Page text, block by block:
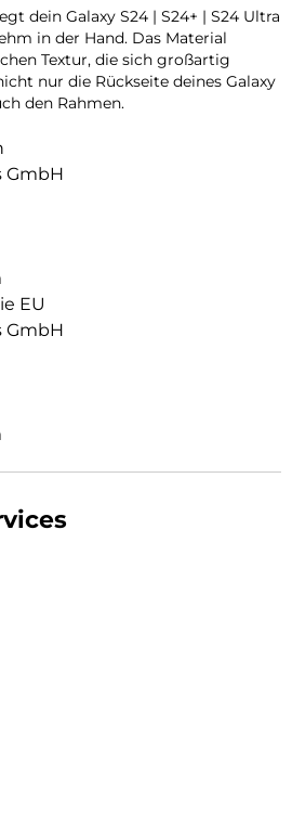
dein Galaxy S24 | S24+ | S24 Ultra
in der Hand. Das Material
Textur, die sich großartig
nur die Rückseite deines Galaxy
den Rahmen.
GmbH
EU
GmbH